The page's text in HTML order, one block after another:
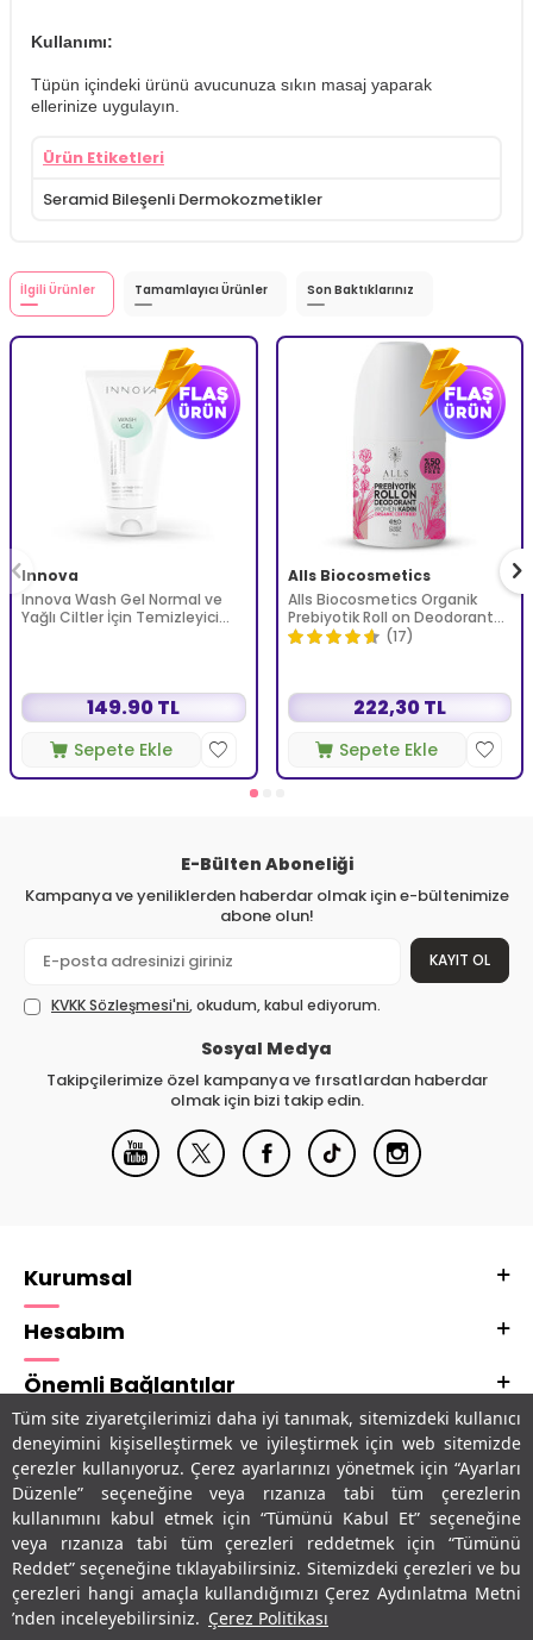
Tüm site ziyaretçilerimizi daha iyi tanımak, sitemizdeki kullanıcı
deneyimini kişiselleştirmek ve iyileştirmek için web sitemizde
çerezler kullanıyoruz. Çerez ayarlarınızı yönetmek için “Ayarları
Düzenle” seçeneğine veya rızanıza tabi tüm çerezlerin
kullanımını kabul etmek için “Tümünü Kabul Et” seçeneğine
veya rızanıza tabi tüm çerezleri reddetmek için “Tümünü
Reddet” seçeneğine tıklayabilirsiniz. Sitemizdeki çerezleri ve bu
çerezleri hangi amaçla kullandığımızı Çerez Aydınlatma Metni
’nden inceleyebilirsiniz. Çerez Politikası
Kullanımı:
Tüpün içindeki ürünü avucunuza sıkın masaj yaparak
ellerinize uygulayın.
Ürün Etiketleri
Seramid Bileşenli Dermokozmetikler
İlgili Ürünler Tamamlayıcı Ürünler Son Baktıklarınız
Innova
Innova Wash Gel Normal ve
Yağlı Ciltler İçin Temizleyici
149.90 TL
Sepete Ekle
Alls Biocosmetics
Alls Biocosmetics Organik
Prebiyotik Roll on Deodorant
75 ml - Kadınlar İçin
(17)
222,30 TL
Sepete Ekle
E-Bülten Aboneliği
Kampanya ve yeniliklerden haberdar olmak için e-bültenimize
abone olun!
KAYIT OL
KVKK Sözleşmesi'ni, okudum, kabul ediyorum.
Sosyal Medya
Takipçilerimize özel kampanya ve fırsatlardan haberdar
olmak için bizi takip edin.
Kurumsal
Hesabım
Önemli Bağlantılar
Adres & İletişim
Uygulamalarımız